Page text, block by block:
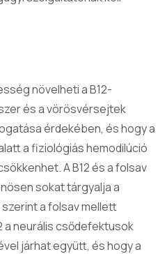
növelheti a B12-
és a vörösvérsejtek
érdekében, és hogy a
a fiziológiás hemodilúció
A B12 és a folsav
sokat tárgyalja a
a folsav mellett
a neurális csődefektusok
járhat együtt, és hogy a